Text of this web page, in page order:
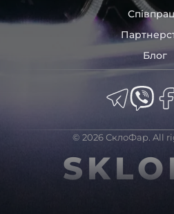
Блог
© 2026 СклоФар. All